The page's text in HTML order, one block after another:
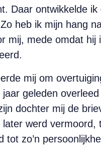
Daar ontwikkelde
heb ik mijn hang
mij, mede omdat
mij om
geleden
dochter mij de
werd vermoord,
zo’n